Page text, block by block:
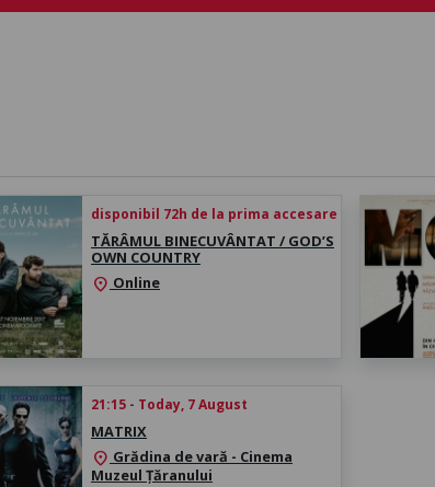
disponibil 72h de la prima accesare
TĂRÂMUL BINECUVÂNTAT / GOD’S
OWN COUNTRY
location_on Online
21:15 - Today, 7 August
MATRIX
location_on Grădina de vară - Cinema
Muzeul Țăranului